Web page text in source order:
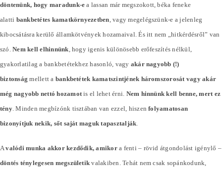
döntenünk, hogy maradunk-e a lassan már megszokott, béka feneke
alatti bankbetétes kamatkörnyezetben , vagy megelégszünk-e a jelenleg
kibocsátásra kerülő államkötvények hozamaival. És itt nem „hitkérdésről” van
szó.Nem kell elhinnünk , hogy igenis különösebb erőfeszítés nélkül,
gyakorlatilag a bankbetétekhez hasonló, vagy akár nagyobb (!)
biztonság mellett a bankbetétek kamatszintjének háromszorosát vagy akár
még nagyobb nettó hozamotis el lehet érni. Nem hinnünk kell benne, mert ez
tény. Minden megbízónk tisztában van ezzel, hiszenfolyamatosan
bizonyítjuk nekik, sőt saját maguk tapasztalják
Avalódi munka akkor kezdődik, amikora fenti – rövid átgondolást igénylő –
döntés ténylegesen megszületik valakiben. Tehát nem csak sopánkodunk,